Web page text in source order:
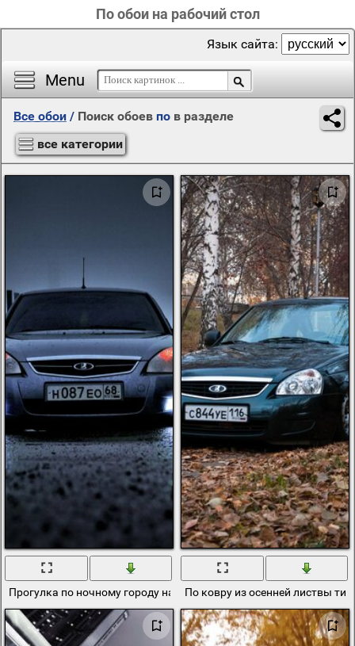
По обои на рабочий стол
Menu
Язык сайта:
Все обои / Поиск обоев по в разделе
все категории
Прогулка по ночному городу на машине Лада Приора
По ковру из осенней листвы